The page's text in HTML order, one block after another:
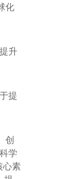
化
升
提
创
学
心素